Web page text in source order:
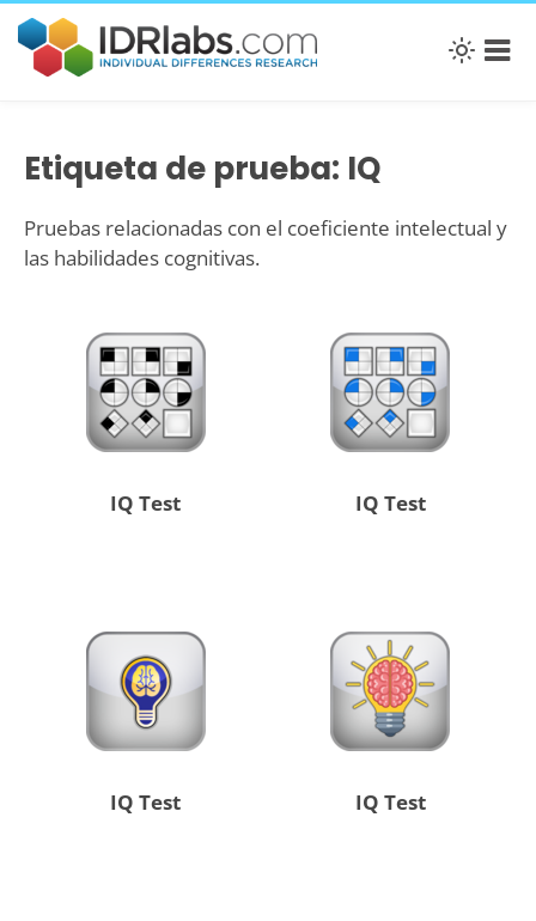
Etiqueta de prueba: IQ
Pruebas relacionadas con el coeficiente intelectual y
las habilidades cognitivas.
IQ Test IQ Test
IQ Test IQ Test